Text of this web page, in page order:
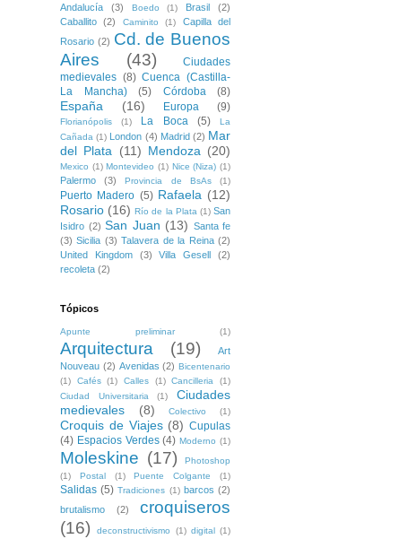
Andalucía (3) Boedo (1) Brasil
(2)
Caballito
(2) Caminito (1)
Capilla del
Rosario (2) Cd. de Buenos
Aires
(43)
Ciudades
medievales (8) Cuenca (Castilla-
La Mancha)
(5) Córdoba (8)
España (16) Europa (9)
Florianópolis (1) La Boca (5)
La
Cañada (1) London (4) Madrid (2) Mar
del Plata (11) Mendoza (20)
Mexico (1) Montevideo (1) Nice (Niza) (1)
Palermo (3) Provincia de BsAs (1)
Puerto Madero (5) Rafaela (12)
Rosario (16) Río de la Plata (1) San
Isidro (2) San Juan (13) Santa fe
(3) Sicilia (3) Talavera de la Reina (2)
United Kingdom
(3) Villa Gesell
(2)
recoleta (2)
Tópicos
Apunte preliminar (1)
Arquitectura (19)
Art
Nouveau (2) Avenidas (2) Bicentenario
(1)
Cafés (1) Calles (1) Cancilleria
(1)
Ciudad Universitaria
(1)
Ciudades
medievales
(8) Colectivo (1)
Croquis de Viajes (8) Cupulas
(4) Espacios Verdes (4) Moderno (1)
Moleskine (17)
Photoshop
(1)
Postal (1) Puente Colgante (1)
Salidas (5) Tradiciones (1) barcos (2)
brutalismo
(2)
croquiseros
(16)
deconstructivismo (1) digital
(1)